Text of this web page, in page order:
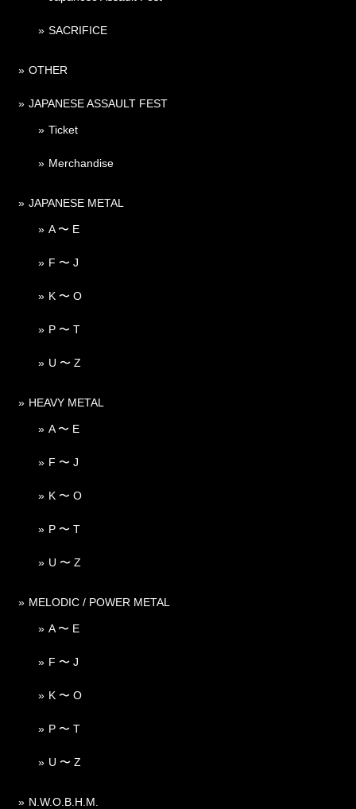
SACRIFICE
OTHER
JAPANESE ASSAULT FEST
Ticket
Merchandise
JAPANESE METAL
A 〜 E
F 〜 J
K 〜 O
P 〜 T
U 〜 Z
HEAVY METAL
A 〜 E
F 〜 J
K 〜 O
P 〜 T
U 〜 Z
MELODIC / POWER METAL
A 〜 E
F 〜 J
K 〜 O
P 〜 T
U 〜 Z
N.W.O.B.H.M.